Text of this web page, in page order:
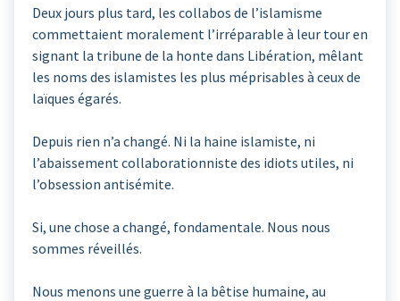
Deux jours plus tard, les collabos de l’islamisme
commettaient moralement l’irréparable à leur tour en
signant la tribune de la honte dans Libération, mêlant
les noms des islamistes les plus méprisables à ceux de
laïques égarés.
Depuis rien n’a changé. Ni la haine islamiste, ni
l’abaissement collaborationniste des idiots utiles, ni
l’obsession antisémite.
Si, une chose a changé, fondamentale. Nous nous
sommes réveillés.
Nous menons une guerre à la bêtise humaine, au